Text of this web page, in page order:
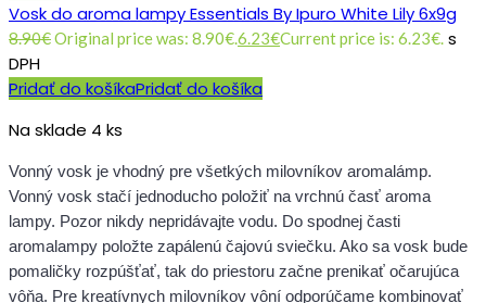
Vosk do aroma lampy Essentials By Ipuro White Lily 6x9g
8.90€Original price was: 8.90€.6.23€Current price is: 6.23€. s
DPH
Pridať do košíkaPridať do košíka
Na sklade 4 ks
Vonný vosk je vhodný pre všetkých milovníkov aromalámp.
Vonný vosk stačí jednoducho položiť na vrchnú časť aroma
lampy. Pozor nikdy nepridávajte vodu. Do spodnej časti
aromalampy položte zapálenú čajovú sviečku. Ako sa vosk bude
pomaličky rozpúšťať, tak do priestoru začne prenikať očarujúca
vôňa. Pre kreatívnych milovníkov vôní odporúčame kombinovať